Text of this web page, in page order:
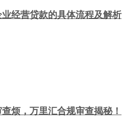
经营贷款的具体流程及解析
烦，万里汇合规审查揭秘！